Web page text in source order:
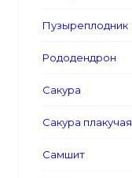
Пузыреплодник
Рододендрон
Сакура
Сакура плакучая
Самшит